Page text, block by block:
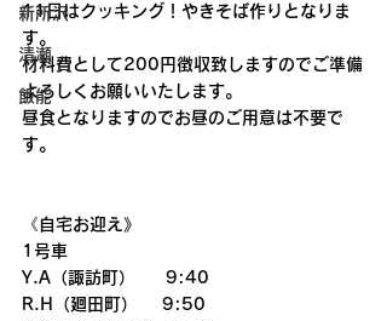
新所沢
清瀬
飯能
11日はクッキング！やきそば作りとなりま
す。
材料費として200円徴収致しますのでご準備
よろしくお願いいたします。
昼食となりますのでお昼のご用意は不要で
す。
《自宅お迎え》
1号車
Y.A（諏訪町）     9:40
R.H（廻田町）    9:50